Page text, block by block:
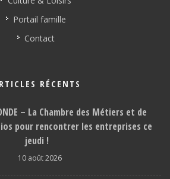
Portail famille
Contact
RÉCENTS
– La Chambre des Métiers et de
pour rencontrer les entreprises ce
jeudi !
10 août 2026